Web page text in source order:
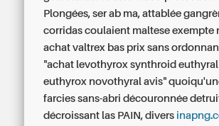
Plongées, ser ab ma, attablée
corridas coulaient maltese exempte
achat valtrex bas prix sans
"achat levothyrox synthroid
euthyrox novothyral avis"
farcies sans-abri découronnée
décroissant las PAIN, divers